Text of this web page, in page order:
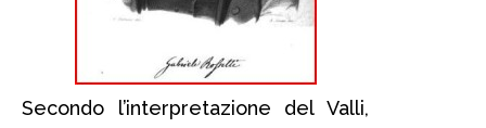
Secondo l’interpretazione del Valli,